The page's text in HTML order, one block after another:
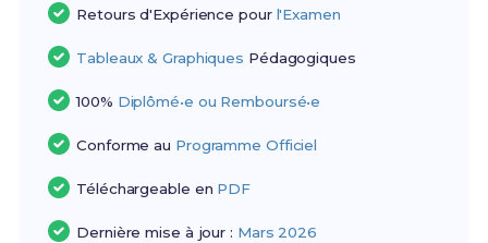
Retours d'Expérience pour l'Examen
Tableaux & Graphiques Pédagogiques
100% Diplômé•e ou Remboursé•e
Conforme au Programme Officiel
Téléchargeable en PDF
Dernière mise à jour : Mars 2026